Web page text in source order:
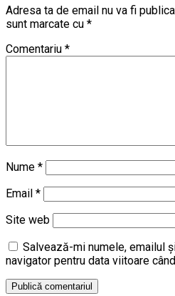
Adresa ta de email nu va fi
sunt marcate cu *
Comentariu *
Nume *
Email *
Site web
Salvează-mi numele, emailul
navigator pentru data viitoare